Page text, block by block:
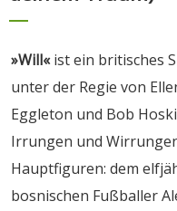
»Will«ist ein britisches
unter der Regie von
Eggleton und Bob
Irrungen und
Hauptfiguren: dem
bosnischen Fußballer